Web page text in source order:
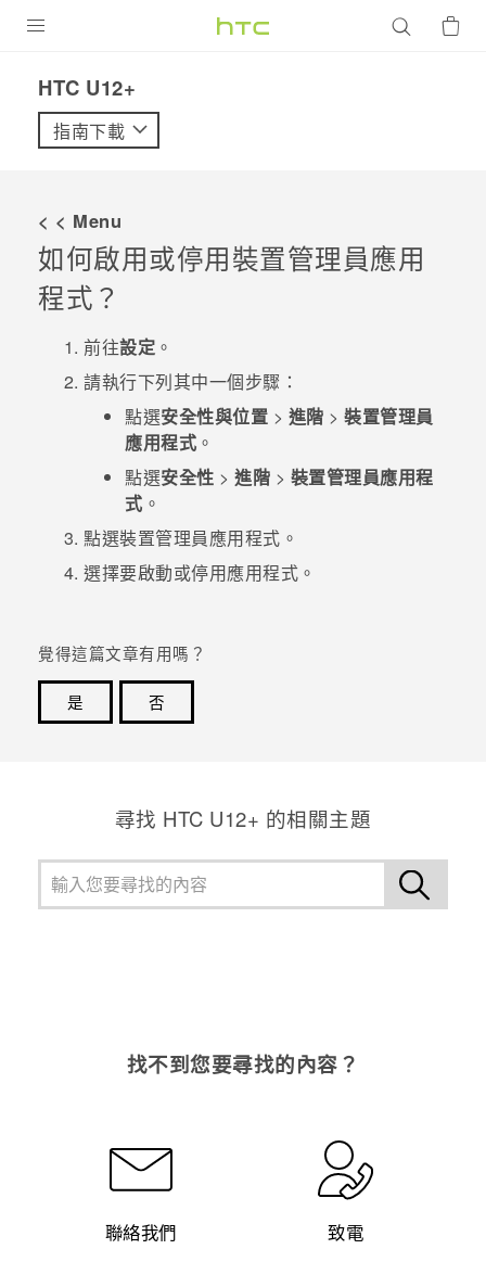
VIVE
配件
VIVERSE
優惠專區
焦點訊息
銷售門市
VIVELAND
HTC U12+‎
指南下載
< < Menu
如何啟用或停用裝置管理員應用
程式？
前往設定 。
請執行下列其中一個步驟：
點選安全性與位置 > 進階 > 裝置管理員
應用程式 。
點選安全性 > 進階 > 裝置管理員應用程
式 。
點選裝置管理員應用程式。
選擇要啟動或停用應用程式。
覺得這篇文章有用嗎？
是
否
尋找 HTC U12+ 的相關主題
找不到您要尋找的內容？
聯絡我們 致電